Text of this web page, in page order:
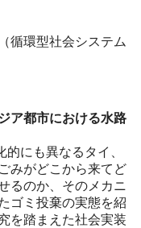
循環型社会システム
ア都市における水路
にも異なるタイ、
みがどこから来てど
るのか、そのメカニ
ゴミ投棄の実態を紹
を踏まえた社会実装